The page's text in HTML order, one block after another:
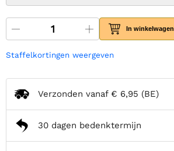
In winkelwagen
Staffelkortingen weergeven
Verzonden vanaf € 6,95 (BE)
30 dagen bedenktermijn